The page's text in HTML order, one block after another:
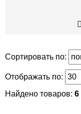
Сортировать по:
Отображать по:
Найдено товаров: 6